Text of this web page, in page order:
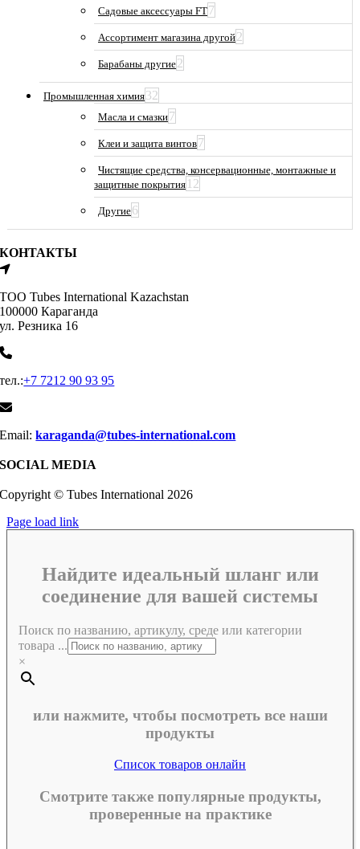
Садовые аксессуары FT7
Ассортимент магазина другой2
Барабаны другие2
Промышленная химия32
Масла и смазки7
Клеи и защита винтов7
Чистящие средства, консервационные, монтажные и
защитные покрытия 12
Другие6
КОНТАКТЫ
ТОО Tubes International Kazachstan
100000 Караганда
ул. Резника 16
тел.:+7 7212 90 93 95
Email:karaganda@tubes-international.com
SOCIAL MEDIA
Copyright © Tubes International 2026
Page load link
Найдите идеальный шланг или
соединение для вашей системы
Поиск по названию, артикулу, среде или категории
товара ...
×
или нажмите, чтобы посмотреть все наши
продукты
Список товаров онлайн
Смотрите также популярные продукты,
проверенные на практике